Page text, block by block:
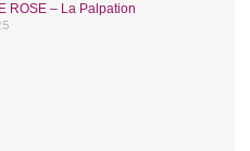
ROSE – La Palpation